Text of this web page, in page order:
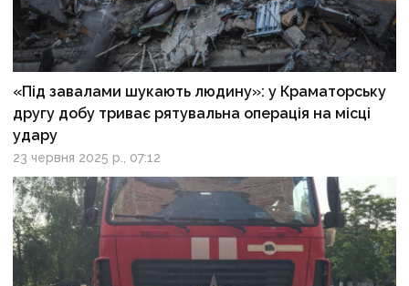
«Під завалами шукають людину»: у Краматорську
другу добу триває рятувальна операція на місці
удару
23 червня 2025 р., 07:12